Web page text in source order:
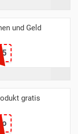
und Geld
gratis